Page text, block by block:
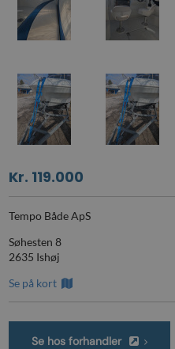
Kr. 119.000
Tempo Både ApS
Søhesten 8
2635 Ishøj
Se på kort
Se hos forhandler